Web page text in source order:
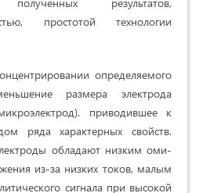
простотой технологии
определяемого
размера электрода
приводившее к
ряда характерных свойств.
обладают низким оми­
из-за низких то­ков, малым
сигнала при высокой